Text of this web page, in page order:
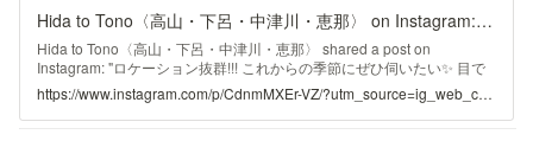
Hida to Tono〈高山・下呂・中津川・恵那〉 on Instagram: "ロケーション抜群!!! これからの季節にぜひ伺いたい✨ 目で舌で楽しめるの最高です😃 Special thanks @mog.sweets スイーツ&もぐもぐ日記＠名古屋さんからのご紹介です♪ ↓↓↓ GW岐阜旅行① ◯岩魚の里 狭 付知狭の豊かな自然の中にあるお店⛰ 2人とも本谷定食を注文しました！ 岩魚の塩焼きは味が淡白で、程よい塩加減でとても美味しかったです✨ 岩魚の刺身は弾力がすごく、他にも色々な料理を楽しめて大満足😋 透き通ったエメラルドグリーンの川を眺めながら食事を楽しめるのも、中々他では味わえないので感動しました👏 こちらのお店は車1台しか通れない山奥の険しい道を登った先にあり、向かうだけでもひと苦労🚗 駐車場から吊り橋を渡ってお店に向かうのですが、その橋は一度に3人までしか乗れず中々揺れてスリリングでした😳 11時半頃に到着して1時間ほど待ったので、秘境にありながら大人気のお店だなと思いました😌 #岐阜旅行 #岐阜ランチ #中津川 #中津川ランチ #付知狭 #岩魚の里 #岩魚の里峡 ーーーーーーーーー ◆岐阜県飛騨〜東濃地域のグルメ/カフェ/観光地を紹介しています♪→ @hida_to_tono ◆ハッシュダグで掲載のお声かけさせて頂くかもしれません♪→ #hidatotono ーーーーーーーーー #岐阜観光 #岐阜観光スポット #岐阜好きな人と繋がりたい #gotoトラベル #東濃 #東濃カフェ #東濃ランチ #東濃グルメ #東濃地方ランチ #岐阜おすすめ #岐阜の絶景スポット #インスタ映え"
Hida to Tono〈高山・下呂・中津川・恵那〉 shared a post on
Instagram: "ロケーション抜群!!! これからの季節にぜひ伺いたい✨ 目で
舌で楽しめるの最高です😃 Special thanks @mog.sweets スイーツ&も
ぐもぐ日記＠名古屋さんからのご紹介です♪ ↓↓↓ GW岐阜旅行① ◯岩
魚の里 狭 付知狭の豊かな自然の中にあるお店⛰ 2人とも本谷定食を注
https://www.instagram.com/p/CdnmMXEr-VZ/?utm_source=ig_web_copy_link